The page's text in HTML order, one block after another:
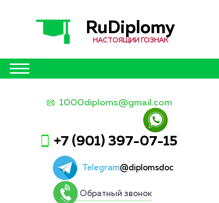
RuDiplomy
НАСТОЯЩИЙ ГОЗНАК
1000diploms@gmail.com
+7 (901) 397-07-15
Telegram@diplomsdoc
Обратный звонок